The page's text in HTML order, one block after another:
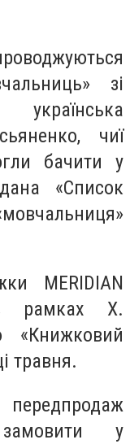
зі
чиї
бачити у
«Список
MERIDIAN
в рамках Х.
«Книжковий
травня.
у